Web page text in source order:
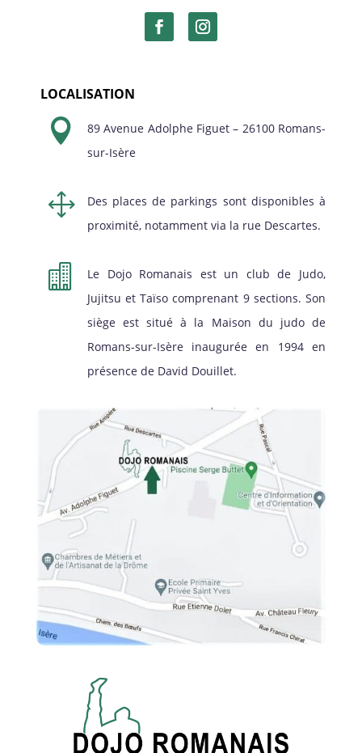
LOCALISATION

89 Avenue Adolphe Figuet – 26100 Romans-
sur-Isère
1
Des places de parkings sont disponibles à
proximité, notamment via la rue Descartes.

Le Dojo Romanais est un club de Judo,
Jujitsu et Taïso comprenant 9 sections. Son
siège est situé à la Maison du judo de
Romans-sur-Isère inaugurée en 1994 en
présence de David Douillet.